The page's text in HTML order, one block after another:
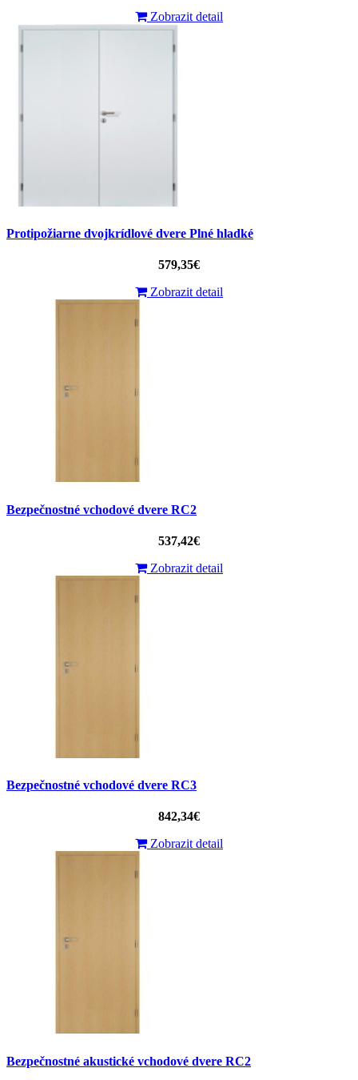
Zobrazit detail
Protipožiarne dvojkrídlové dvere Plné hladké
579,35€
Zobrazit detail
Bezpečnostné vchodové dvere RC2
537,42€
Zobrazit detail
Bezpečnostné vchodové dvere RC3
842,34€
Zobrazit detail
Bezpečnostné akustické vchodové dvere RC2